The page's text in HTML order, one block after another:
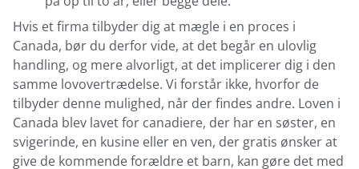
Hvis et firma tilbyder dig at mægle i en proces i
Canada, bør du derfor vide, at det begår en ulovlig
handling, og mere alvorligt, at det implicerer dig i den
samme lovovertrædelse. Vi forstår ikke, hvorfor de
tilbyder denne mulighed, når der findes andre. Loven i
Canada blev lavet for canadiere, der har en søster, en
svigerinde, en kusine eller en ven, der gratis ønsker at
give de kommende forældre et barn, kan gøre det med